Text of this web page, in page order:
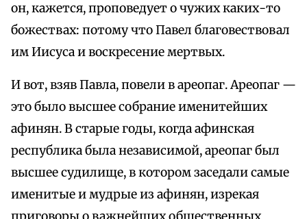
он, кажется, проповедует о чужих каких-то
божествах: потому что Павел благовествовал
им Иисуса и воскресение мертвых.
И вот, взяв Павла, повели в ареопаг. Ареопаг —
это было высшее собрание именитейших
афинян. В старые годы, когда афинская
республика была независимой, ареопаг был
высшее судилище, в котором заседали самые
именитые и мудрые из афинян, изрекая